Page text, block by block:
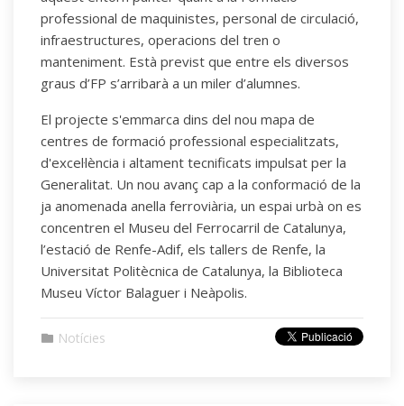
professional de maquinistes, personal de circulació,
infraestructures, operacions del tren o
manteniment. Està previst que entre els diversos
graus d’FP s’arribarà a un miler d’alumnes.
El projecte s'emmarca dins del nou mapa de
centres de formació professional especialitzats,
d'excel·lència i altament tecnificats impulsat per la
Generalitat. Un nou avanç cap a la conformació de la
ja anomenada anella ferroviària, un espai urbà on es
concentren el Museu del Ferrocarril de Catalunya,
l’estació de Renfe-Adif, els tallers de Renfe, la
Universitat Politècnica de Catalunya, la Biblioteca
Museu Víctor Balaguer i Neàpolis.
Notícies